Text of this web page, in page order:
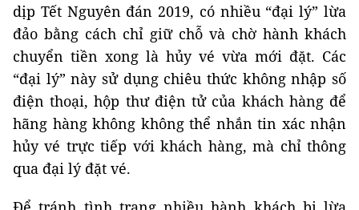
dịp Tết Nguyên đán 2019, có nhiều “đại lý” lừa
đảo bằng cách chỉ giữ chỗ và chờ hành khách
chuyển tiền xong là hủy vé vừa mới đặt. Các
“đại lý” này sử dụng chiêu thức không nhập số
điện thoại, hộp thư điện tử của khách hàng để
hãng hàng không không thể nhắn tin xác nhận
hủy vé trực tiếp với khách hàng, mà chỉ thông
qua đại lý đặt vé.